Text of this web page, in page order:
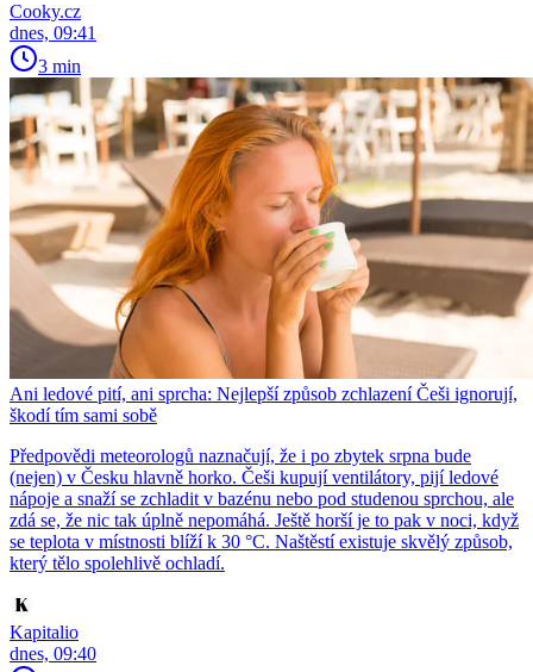
Cooky.cz
dnes, 09:41
3 min
Ani ledové pití, ani sprcha: Nejlepší způsob zchlazení Češi ignorují,
škodí tím sami sobě
Předpovědi meteorologů naznačují, že i po zbytek srpna bude
(nejen) v Česku hlavně horko. Češi kupují ventilátory, pijí ledové
nápoje a snaží se zchladit v bazénu nebo pod studenou sprchou, ale
zdá se, že nic tak úplně nepomáhá. Ještě horší je to pak v noci, když
se teplota v místnosti blíží k 30 °C. Naštěstí existuje skvělý způsob,
který tělo spolehlivě ochladí.
Kapitalio
dnes, 09:40